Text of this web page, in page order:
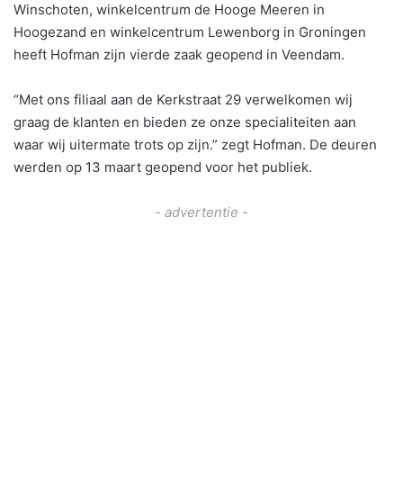
Winschoten, winkelcentrum de Hooge Meeren in
Hoogezand en winkelcentrum Lewenborg in Groningen
heeft Hofman zijn vierde zaak geopend in Veendam.
“Met ons filiaal aan de Kerkstraat 29 verwelkomen wij
graag de klanten en bieden ze onze specialiteiten aan
waar wij uitermate trots op zijn.” zegt Hofman. De deuren
werden op 13 maart geopend voor het publiek.
- advertentie -